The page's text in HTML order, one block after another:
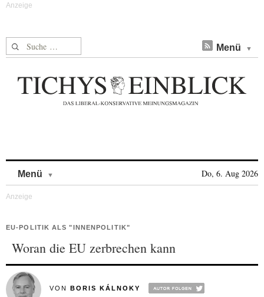
Suche nach: Menü
Menü Do, 6. Aug 2026
EU-POLITIK ALS "INNENPOLITIK"
Woran die EU zerbrechen kann
VON BORIS KÁLNOKY